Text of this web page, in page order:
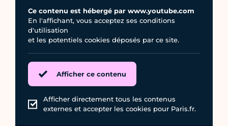
Ce contenu est hébergé par www.youtube.com
En l'affichant, vous acceptez ses conditions
d'utilisation
et les potentiels cookies déposés par ce site.
Afficher ce contenu
Afficher directement tous les contenus
externes et accepter les cookies pour Paris.fr.